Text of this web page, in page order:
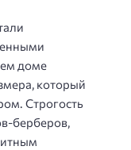
доме
который
Строгость
берберов,